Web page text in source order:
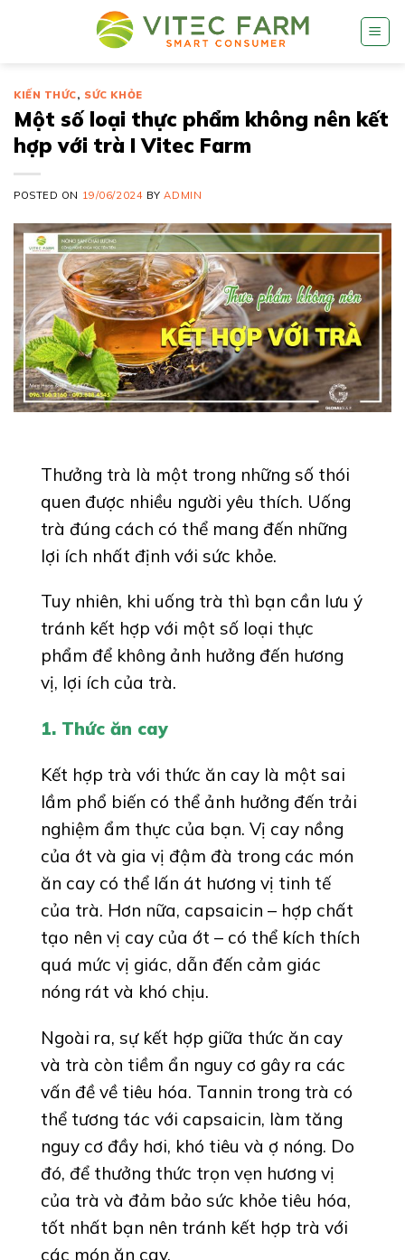
KIẾN THỨC, SỨC KHỎE
Một số loại thực phẩm không nên kết
hợp với trà I Vitec Farm
POSTED ON 19/06/2024 BYADMIN
Thưởng trà là một trong những số thói
quen được nhiều người yêu thích. Uống
trà đúng cách có thể mang đến những
lợi ích nhất định với sức khỏe.
Tuy nhiên, khi uống trà thì bạn cần lưu ý
tránh kết hợp với một số loại thực
phẩm để không ảnh hưởng đến hương
vị, lợi ích của trà.
1. Thức ăn cay
Kết hợp trà với thức ăn cay là một sai
lầm phổ biến có thể ảnh hưởng đến trải
nghiệm ẩm thực của bạn. Vị cay nồng
của ớt và gia vị đậm đà trong các món
ăn cay có thể lấn át hương vị tinh tế
của trà. Hơn nữa, capsaicin – hợp chất
tạo nên vị cay của ớt – có thể kích thích
quá mức vị giác, dẫn đến cảm giác
nóng rát và khó chịu.
Ngoài ra, sự kết hợp giữa thức ăn cay
và trà còn tiềm ẩn nguy cơ gây ra các
vấn đề về tiêu hóa. Tannin trong trà có
thể tương tác với capsaicin, làm tăng
nguy cơ đầy hơi, khó tiêu và ợ nóng. Do
đó, để thưởng thức trọn vẹn hương vị
của trà và đảm bảo sức khỏe tiêu hóa,
tốt nhất bạn nên tránh kết hợp trà với
các món ăn cay.